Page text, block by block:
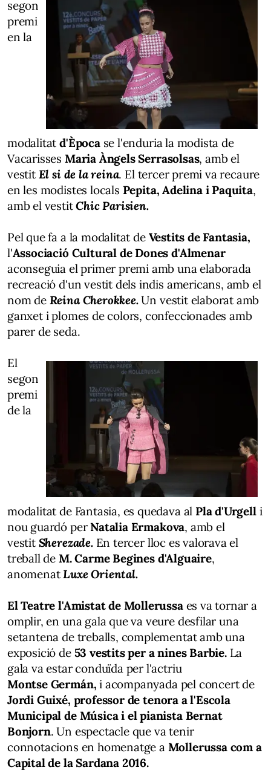
segon
premi
en la
modalitatd'Època se l'enduria la modista de
Vacarisses Maria ÀngelsSerrasolsas, amb el
vestit El si de la reina. El tercer premi va recaure
en les modistes locals Pepita, Adelina i Paquita,
amb el vestitChic Parisien.
Pel que fa a la modalitat de Vestits de Fantasia,
l'Associació Cultural de Dones d'Almenar
aconseguia el primer premi amb una elaborada
recreació d'un vestit dels indis americans, amb el
nom de ReinaCherokkee.Un vestit elaborat amb
ganxet i plomes de colors, confeccionades amb
parer de seda.
El
segon
premi
de la
modalitat de Fantasia, es quedava al Pla d'Urgell i
nou guardó perNatalia Ermakova, amb el
vestit Sherezade.En tercer lloc es valorava el
treball de M. Carme Beginesd'Alguaire,
anomenatLuxe Oriental.
El Teatre l'Amistat de Mollerussaes va tornar a
omplir, en una gala que va veure desfilar una
setantena de treballs, complementat amb una
exposició de 53 vestits per a nines Barbie.La
gala va estar conduïda per l'actriu
Montse Germán, i acompanyada pel concert de
Jordi Guixé, professor de tenora a l'Escola
Municipal de Música i el pianista Bernat
Bonjorn. Un espectacle que va tenir
connotacions en homenatge a Mollerussa com a
Capital de la Sardana 2016.